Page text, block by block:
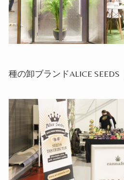
種の卸ブランドALICE SEEDS